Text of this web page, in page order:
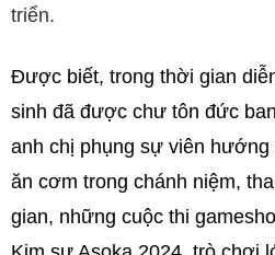
triển.
Được biết, trong thời gian
sinh đã được chư tôn đức
anh chị phụng sự viên
ăn cơm trong chánh niệm,
gian, những cuộc thi